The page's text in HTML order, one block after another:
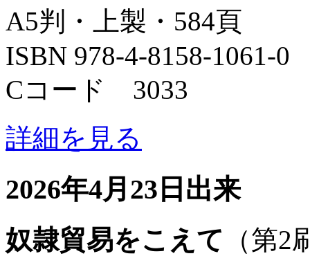
A5判・上製・584頁
ISBN 978-4-8158-1061-0
Cコード 3033
詳細を見る
2026年4月23日出来
奴隷貿易をこえて （第2